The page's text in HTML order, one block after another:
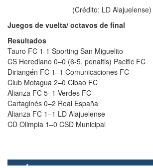
(Crédito: LD Alajuelense)
Juegos de vuelta/ octavos de final
Resultados
Tauro FC 1-1 Sporting San Miguelito
CS Herediano 0–0 (6-5, penaltis) Pacific FC
Diriangén FC 1–1 Comunicaciones FC
Club Motagua 2–0 Cibao FC
Alianza FC 5–1 Verdes FC
Cartaginés 0–2 Real España
Alianza FC 1–1 LD Alajuelense
CD Olimpia 1–0 CSD Municipal